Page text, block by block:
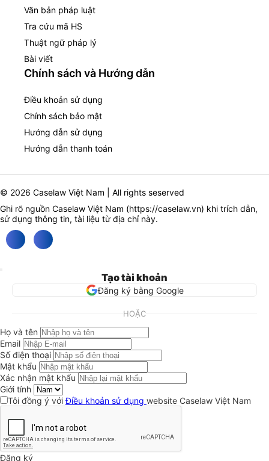
Văn bản pháp luật
Tra cứu mã HS
Thuật ngữ pháp lý
Bài viết
Chính sách và Hướng dẫn
Điều khoản sử dụng
Chính sách bảo mật
Hướng dẫn sử dụng
Hướng dẫn thanh toán
© 2026 Caselaw Việt Nam | All rights seserved
Ghi rõ nguồn Caselaw Việt Nam (https://caselaw.vn) khi trích dẫn,
sử dụng thông tin, tài liệu từ địa chỉ này.
Tạo tài khoản
Đăng ký bằng Google
HOẶC
Họ và tên
Email
Số điện thoại
Mật khẩu
Xác nhận mật khẩu
Giới tính
Tôi đồng ý vớiĐiều khoản sử dụng website Caselaw Việt Nam
Đăng ký